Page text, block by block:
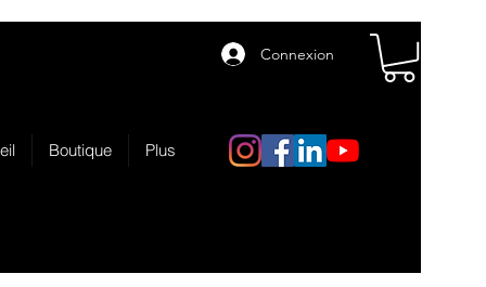
Connexion
Boutique Plus